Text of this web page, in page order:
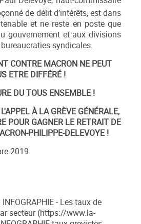
de délit d’intérêts, est dans
et ne reste en poste que
gouvernement et aux divisions
syndicales.
CONTRE MACRON NE PEUT
ETRE DIFFÉRÉ !
DU TOUS ENSEMBLE !
À LA GRÈVE GÉNÉRALE,
POUR GAGNER LE RETRAIT DE
PHILIPPE-DELEVOYE !
2019
- Les taux de
secteur (https://www.la-